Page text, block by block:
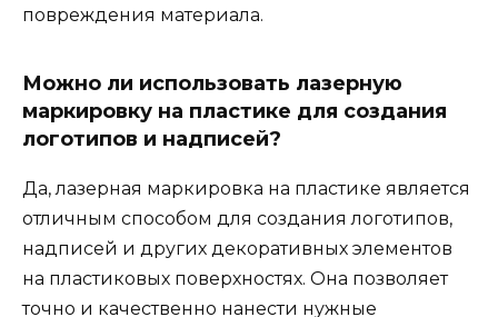
повреждения материала.
Можно ли использовать лазерную
маркировку на пластике для создания
логотипов и надписей?
Да, лазерная маркировка на пластике является
отличным способом для создания логотипов,
надписей и других декоративных элементов
на пластиковых поверхностях. Она позволяет
точно и качественно нанести нужные